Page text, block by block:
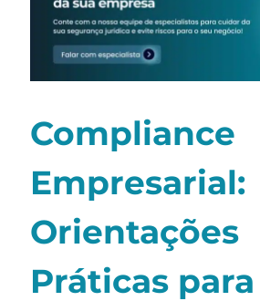
Compliance
Empresarial:
Orientações
Práticas